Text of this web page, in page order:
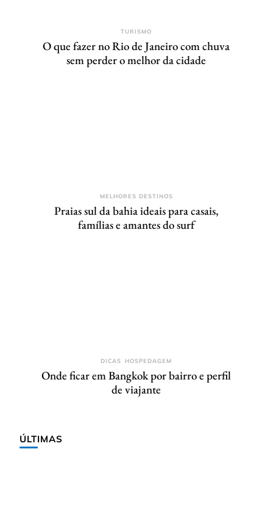
TURISMO
O que fazer no Rio de Janeiro com chuva
sem perder o melhor da cidade
MELHORES DESTINOS
Praias sul da bahia ideais para casais,
famílias e amantes do surf
DICAS HOSPEDAGEM
Onde ficar em Bangkok por bairro e perfil
de viajante
ÚLTIMAS